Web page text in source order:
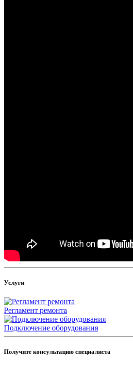
Услуги
Регламент ремонта
Подключение оборудования
Получите консультацию специалиста